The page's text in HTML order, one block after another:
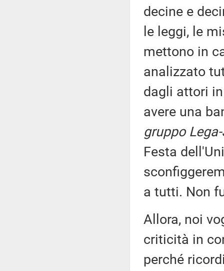
decine e
le leggi, le
mettono in
analizzato
dagli attori
avere una
gruppo
Festa
a tutti. Non
Allora, noi
criticità in
perché